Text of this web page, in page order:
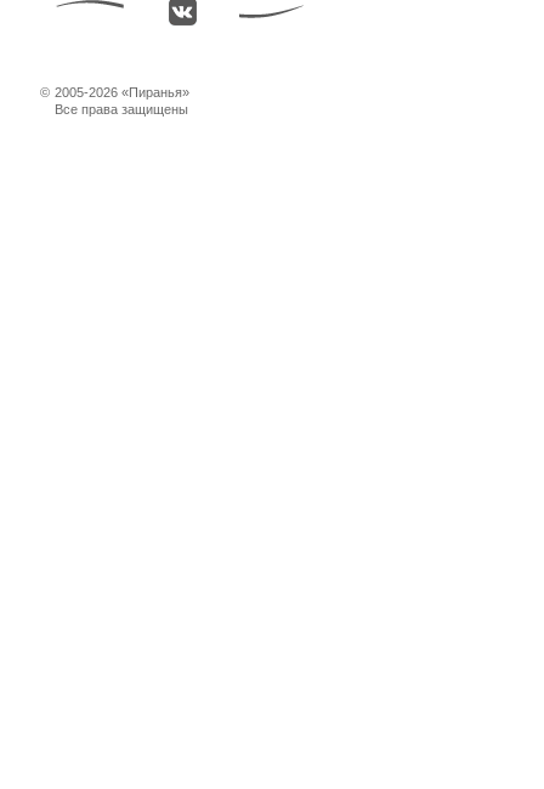
© 2005-2026 «Пиранья»
Все права защищены